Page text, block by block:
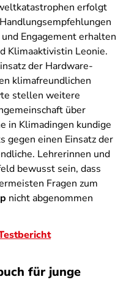
erfolgt
Engagement erhalten
Klimaaktivistin Leonie.
der Hardware-
klimafreundlichen
stellen weitere
über
in Klimadingen kundige
gegen einen Einsatz der
Lehrerinnen und
bewusst sein, dass
Fragen zum
nicht abgenommen
für junge